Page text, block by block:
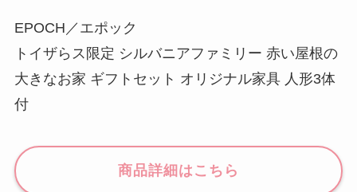
EPOCH／エポック
トイザらス限定 シルバニアファミリー 赤い屋根の
大きなお家 ギフトセット オリジナル家具 人形3体
付
商品詳細はこちら